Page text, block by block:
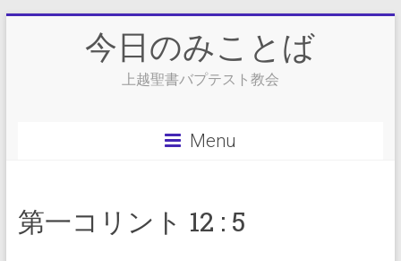
今日のみことば
上越聖書バプテスト教会
Menu
第一コリント 12 : 5